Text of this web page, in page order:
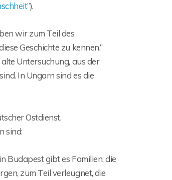
).
wir zum Teil des
Geschichte zu kennen.”
Untersuchung, aus der
In Ungarn sind es die
Ostdienst,
sind:
Budapest gibt es Familien, die
zum Teil verleugnet, die